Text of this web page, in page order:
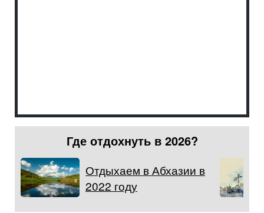
Где отдохнуть в 2026?
Отдыхаем в Абхазии в
2022 году